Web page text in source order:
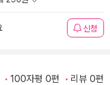
신청
100자평 0편 리뷰 0편